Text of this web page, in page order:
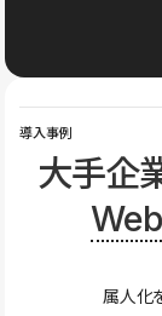
導入事例
大手企
属人化